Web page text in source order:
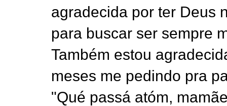
agradecida por ter Deus
para buscar ser sempre
Também estou
meses me pedindo pra
"Qué passá atóm,